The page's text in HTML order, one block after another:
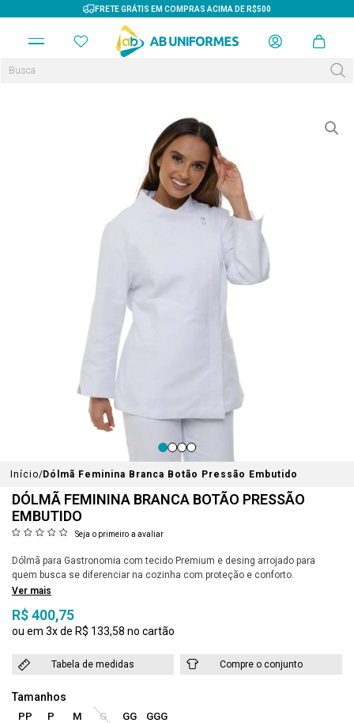
FRETE GRÁTIS EM COMPRAS ACIMA DE R$500
Início Dólmã Feminina Branca Botão Pressão Embutido
DÓLMÃ FEMININA BRANCA BOTÃO PRESSÃO
EMBUTIDO
Seja o primeiro a avaliar
Dólmã para Gastronomia com tecido Premium e desing arrojado para
quem busca se diferenciar na cozinha com proteção e conforto.
Ver mais
R$ 400,75
3x R$ 133,58
Tabela de medidas Compre o conjunto
PP P M G GG GGG